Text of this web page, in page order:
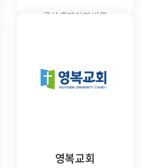
공식 홈페이지 방문
영복교회